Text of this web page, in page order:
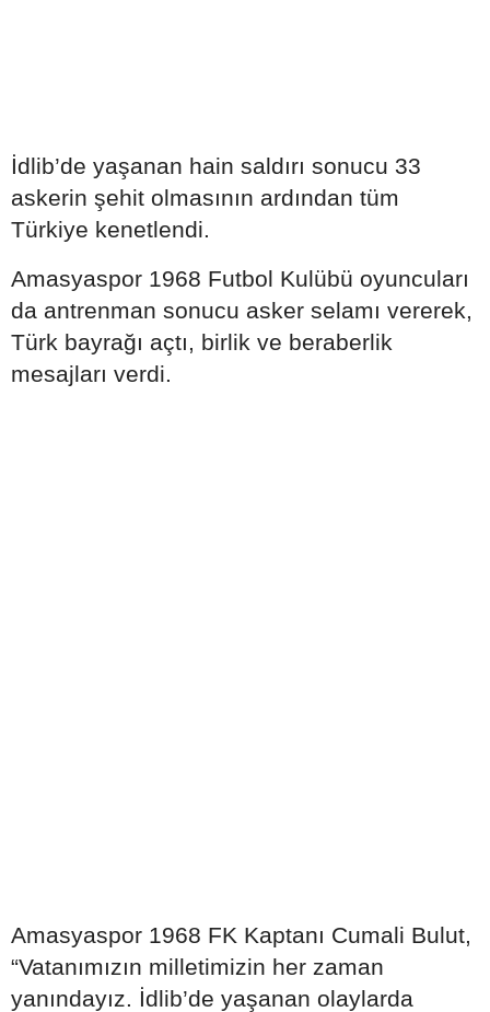
İdlib’de yaşanan hain saldırı sonucu 33
askerin şehit olmasının ardından tüm
Türkiye kenetlendi.
Amasyaspor 1968 Futbol Kulübü oyuncuları
da antrenman sonucu asker selamı vererek,
Türk bayrağı açtı, birlik ve beraberlik
mesajları verdi.
Amasyaspor 1968 FK Kaptanı Cumali Bulut,
“Vatanımızın milletimizin her zaman
yanındayız. İdlib’de yaşanan olaylarda